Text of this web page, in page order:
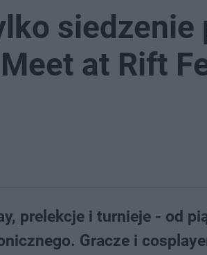
siedzenie
at Rift
prelekcje i turnieje - od
Gracze i